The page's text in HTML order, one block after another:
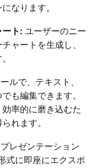
なります。
ート: ユーザーのニー
ャートを生成し、
ルで、テキスト、
も編集できます。
率的に磨き込むた
れます。
プレゼンテーション
式に即座にエクスポ